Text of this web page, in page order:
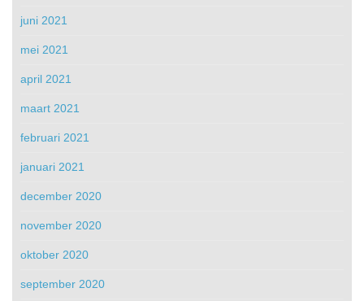
juni 2021
mei 2021
april 2021
maart 2021
februari 2021
januari 2021
december 2020
november 2020
oktober 2020
september 2020